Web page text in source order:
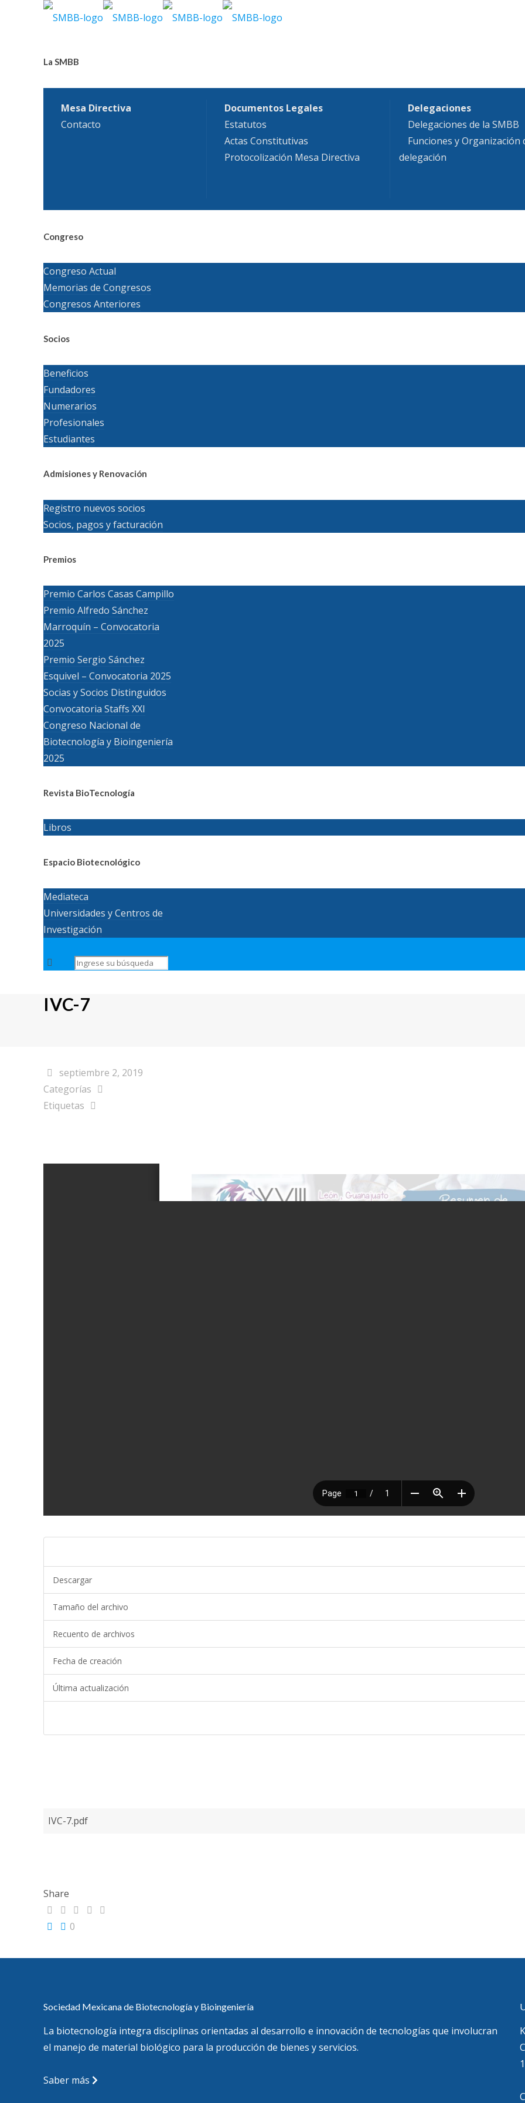
La SMBB
Mesa Directiva
Contacto
Documentos Legales
Estatutos
Actas Constitutivas
Protocolización Mesa Directiva
Delegaciones
Delegaciones de la SMBB
Funciones y Organización
delegación
Congreso
Congreso Actual
Memorias de Congresos
Congresos Anteriores
Socios
Beneficios
Fundadores
Numerarios
Profesionales
Estudiantes
Admisiones y Renovación
Registro nuevos socios
Socios, pagos y facturación
Premios
Premio Carlos Casas Campillo
Premio Alfredo Sánchez
Marroquín – Convocatoria
2025
Premio Sergio Sánchez
Esquivel – Convocatoria 2025
Socias y Socios Distinguidos
Convocatoria Staffs XXI
Congreso Nacional de
Biotecnología y Bioingeniería
2025
Revista BioTecnología
Libros
Espacio Biotecnológico
Mediateca
Universidades y Centros de
Investigación
IVC-7
septiembre 2, 2019
Categorías
Etiquetas
Descargar
Tamaño del archivo
Recuento de archivos
Fecha de creación
Última actualización
IVC-7.pdf
Share
0
Sociedad Mexicana de Biotecnología y Bioingeniería
La biotecnología integra disciplinas orientadas al desarrollo e innovación de tecnologías que involucran
el manejo de material biológico para la producción de bienes y servicios.
Saber más